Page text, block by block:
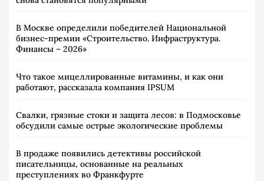
В Москве определили победителей Национальной
бизнес-премии «Строительство. Инфраструктура.
Финансы – 2026»
Что такое мицеллированные витамины, и как они
работают, рассказала компания IPSUM
Свалки, грязные стоки и защита лесов: в Подмосковье
обсудили самые острые экологические проблемы
В продаже появились детективы российской
писательницы, основанные на реальных
преступлениях во Франкфурте